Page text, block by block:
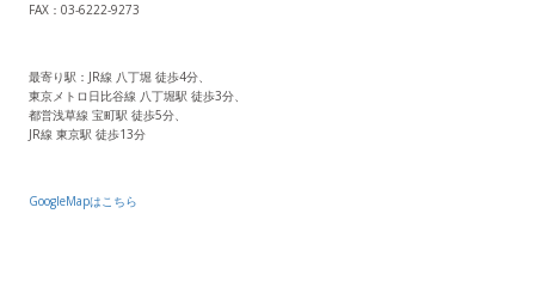
FAX：03-6222-9273
最寄り駅：JR線 八丁堀 徒歩4分、
東京メトロ日比谷線 八丁堀駅 徒歩3分、
都営浅草線 宝町駅 徒歩5分、
JR線 東京駅 徒歩13分
GoogleMapはこちら